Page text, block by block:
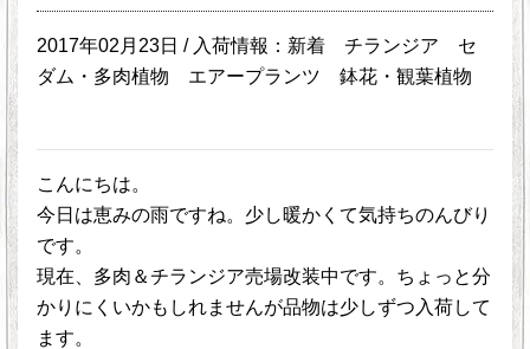
2017年02月23日 / 入荷情報：新着 チランジア
セ
ダム・多肉植物
エアープランツ 鉢花・観葉植物
こんにちは。
今日は恵みの雨ですね。少し暖かくて気持ちのんびり
です。
現在、多肉＆チランジア売場改装中です。ちょっと分
かりにくいかもしれませんが品物は少しずつ入荷して
ます。